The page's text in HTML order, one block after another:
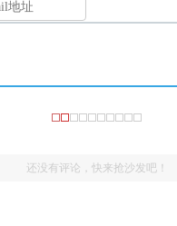
还没有评论，快来抢沙发吧！